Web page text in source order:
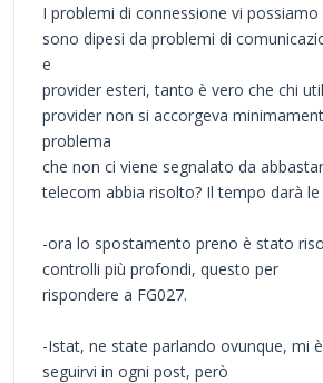
I problemi di connessione vi possiamo
sono dipesi da problemi di
e
provider esteri, tanto è vero che chi
provider non si accorgeva
problema
che non ci viene segnalato da
telecom abbia risolto? Il tempo darà
-ora lo spostamento preno è stato
controlli più profondi, questo per
rispondere a FG027.
-Istat, ne state parlando ovunque, mi
seguirvi in ogni post, però